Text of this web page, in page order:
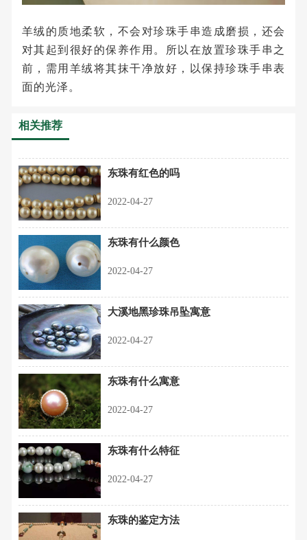
羊绒的质地柔软，不会对珍珠手串造成磨损，还会
对其起到很好的保养作用。所以在放置珍珠手串之
前，需用羊绒将其抹干净放好，以保持珍珠手串表
面的光泽。
相关推荐
东珠有红色的吗
2022-04-27
东珠有什么颜色
2022-04-27
大溪地黑珍珠吊坠寓意
2022-04-27
东珠有什么寓意
2022-04-27
东珠有什么特征
2022-04-27
东珠的鉴定方法